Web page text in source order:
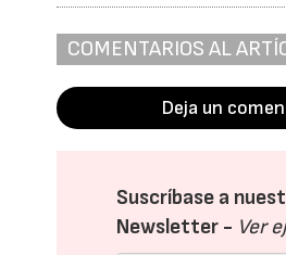
COMENTARIOS AL
Deja un
Suscríbase a
Newsletter - Ver